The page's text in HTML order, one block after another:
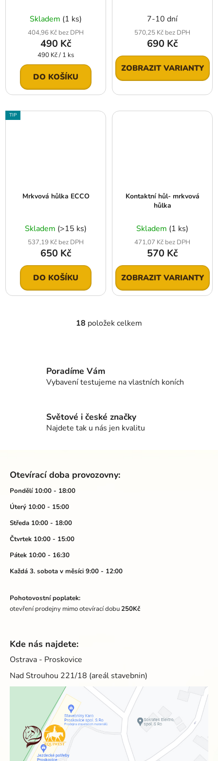
Skladem (1 ks)
404,96 Kč bez DPH
490 Kč
Měrná
cena:
490 Kč / 1 ks
DO KOŠÍKU
7-10 dní
570,25 Kč bez DPH
690 Kč
ZOBRAZIT VARIANTY
TIP
Mrkvová hůlka ECCO
Skladem (>15 ks)
537,19 Kč bez DPH
650 Kč
DO KOŠÍKU
Kontaktní hůl- mrkvová
hůlka
Skladem (1 ks)
471,07 Kč bez DPH
570 Kč
ZOBRAZIT VARIANTY
O
a
p
r
v
ý
18 položek celkem
Poradíme Vám
Vybavení testujeme na vlastních koních
Světové i české značky
Najdete tak u nás jen kvalitu
Otevírací doba provozovny:
Pondělí 10:00 - 18:00
Úterý 10:00 - 15:00
Středa 10:00 - 18:00
Čtvrtek 10:00 - 15:00
Pátek 10:00 - 16:30
Každá 3. sobota v měsíci 9:00 - 12:00
Pohotovostní poplatek:
otevření prodejny mimo otevírací dobu250Kč
Kde nás najdete:
Ostrava - Proskovice
Nad Strouhou 221/18 (areál stavebnin)